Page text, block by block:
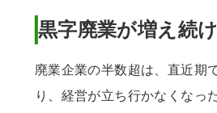
黒字廃業が増え続
廃業企業の半数超は、直近期
り、経営が立ち行かなくなっ